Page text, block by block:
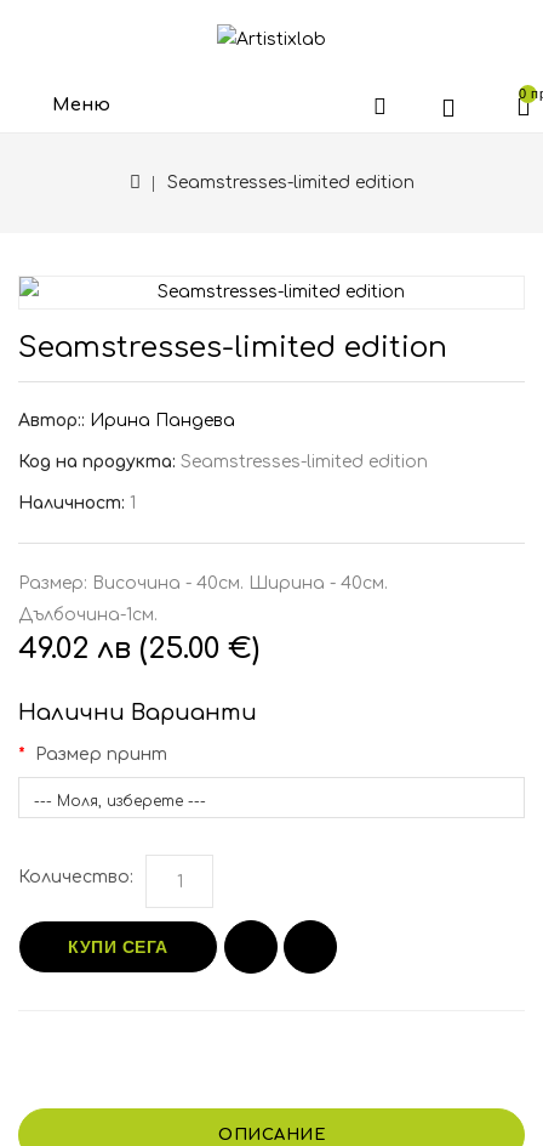
0
Меню
Seamstresses-limited edition
Seamstresses-limited edition
Автор:: Ирина Пандева
Код на продукта: Seamstresses-limited edition
Наличност: 1
Размер: Височина - 40см. Ширина - 40см.
Дълбочина-1см.
49.02 лв (25.00 €)
Налични Варианти
Размер принт
--- Моля, изберете ---
Количество:
КУПИ СЕГА
ОПИСАНИЕ